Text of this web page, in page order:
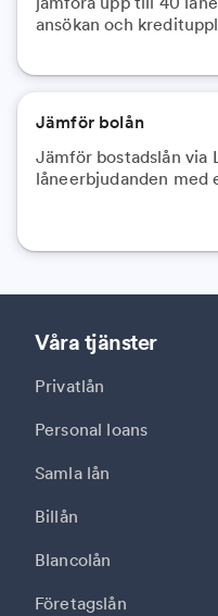
ansökan och
Jämför bolån
Jämför bostadslån via
låneerbjudanden med
Våra tjänster
Privatlån
Personal loans
Samla lån
Billån
Blancolån
Företagslån